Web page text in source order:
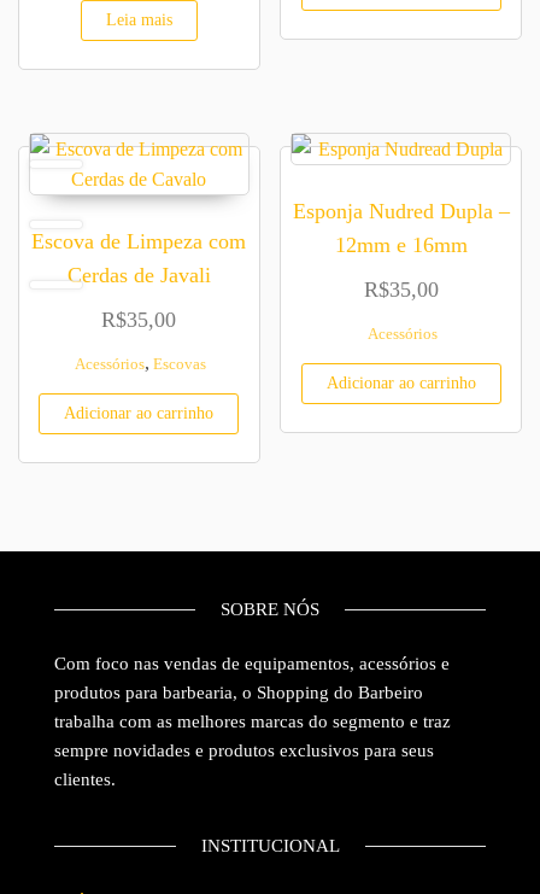
Leia mais
Escova de Limpeza com
Cerdas de Javali
R$35,00
Acessórios, Escovas
Adicionar ao carrinho
Esponja Nudred Dupla –
12mm e 16mm
R$35,00
Acessórios
Adicionar ao carrinho
SOBRE NÓS
Com foco nas vendas de equipamentos, acessórios e
produtos para barbearia, o Shopping do Barbeiro
trabalha com as melhores marcas do segmento e traz
sempre novidades e produtos exclusivos para seus
clientes.
INSTITUCIONAL